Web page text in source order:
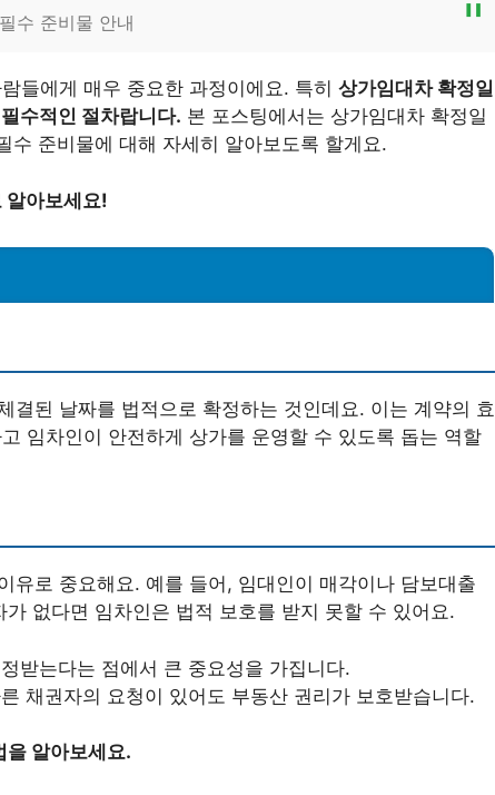
수 준비물 안내
들에게 매우 중요한 과정이에요. 특히 상가임대차 확정일
수적인 절차랍니다. 본 포스팅에서는 상가임대차 확정일
수 준비물에 대해 자세히 알아보도록 할게요.
알아보세요!
결된 날짜를 법적으로 확정하는 것인데요. 이는 계약의 효
임차인이 안전하게 상가를 운영할 수 있도록 돕는 역할
유로 중요해요. 예를 들어, 임대인이 매각이나 담보대출
없다면 임차인은 법적 보호를 받지 못할 수 있어요.
받는다는 점에서 큰 중요성을 가집니다.
채권자의 요청이 있어도 부동산 권리가 보호받습니다.
을 알아보세요.